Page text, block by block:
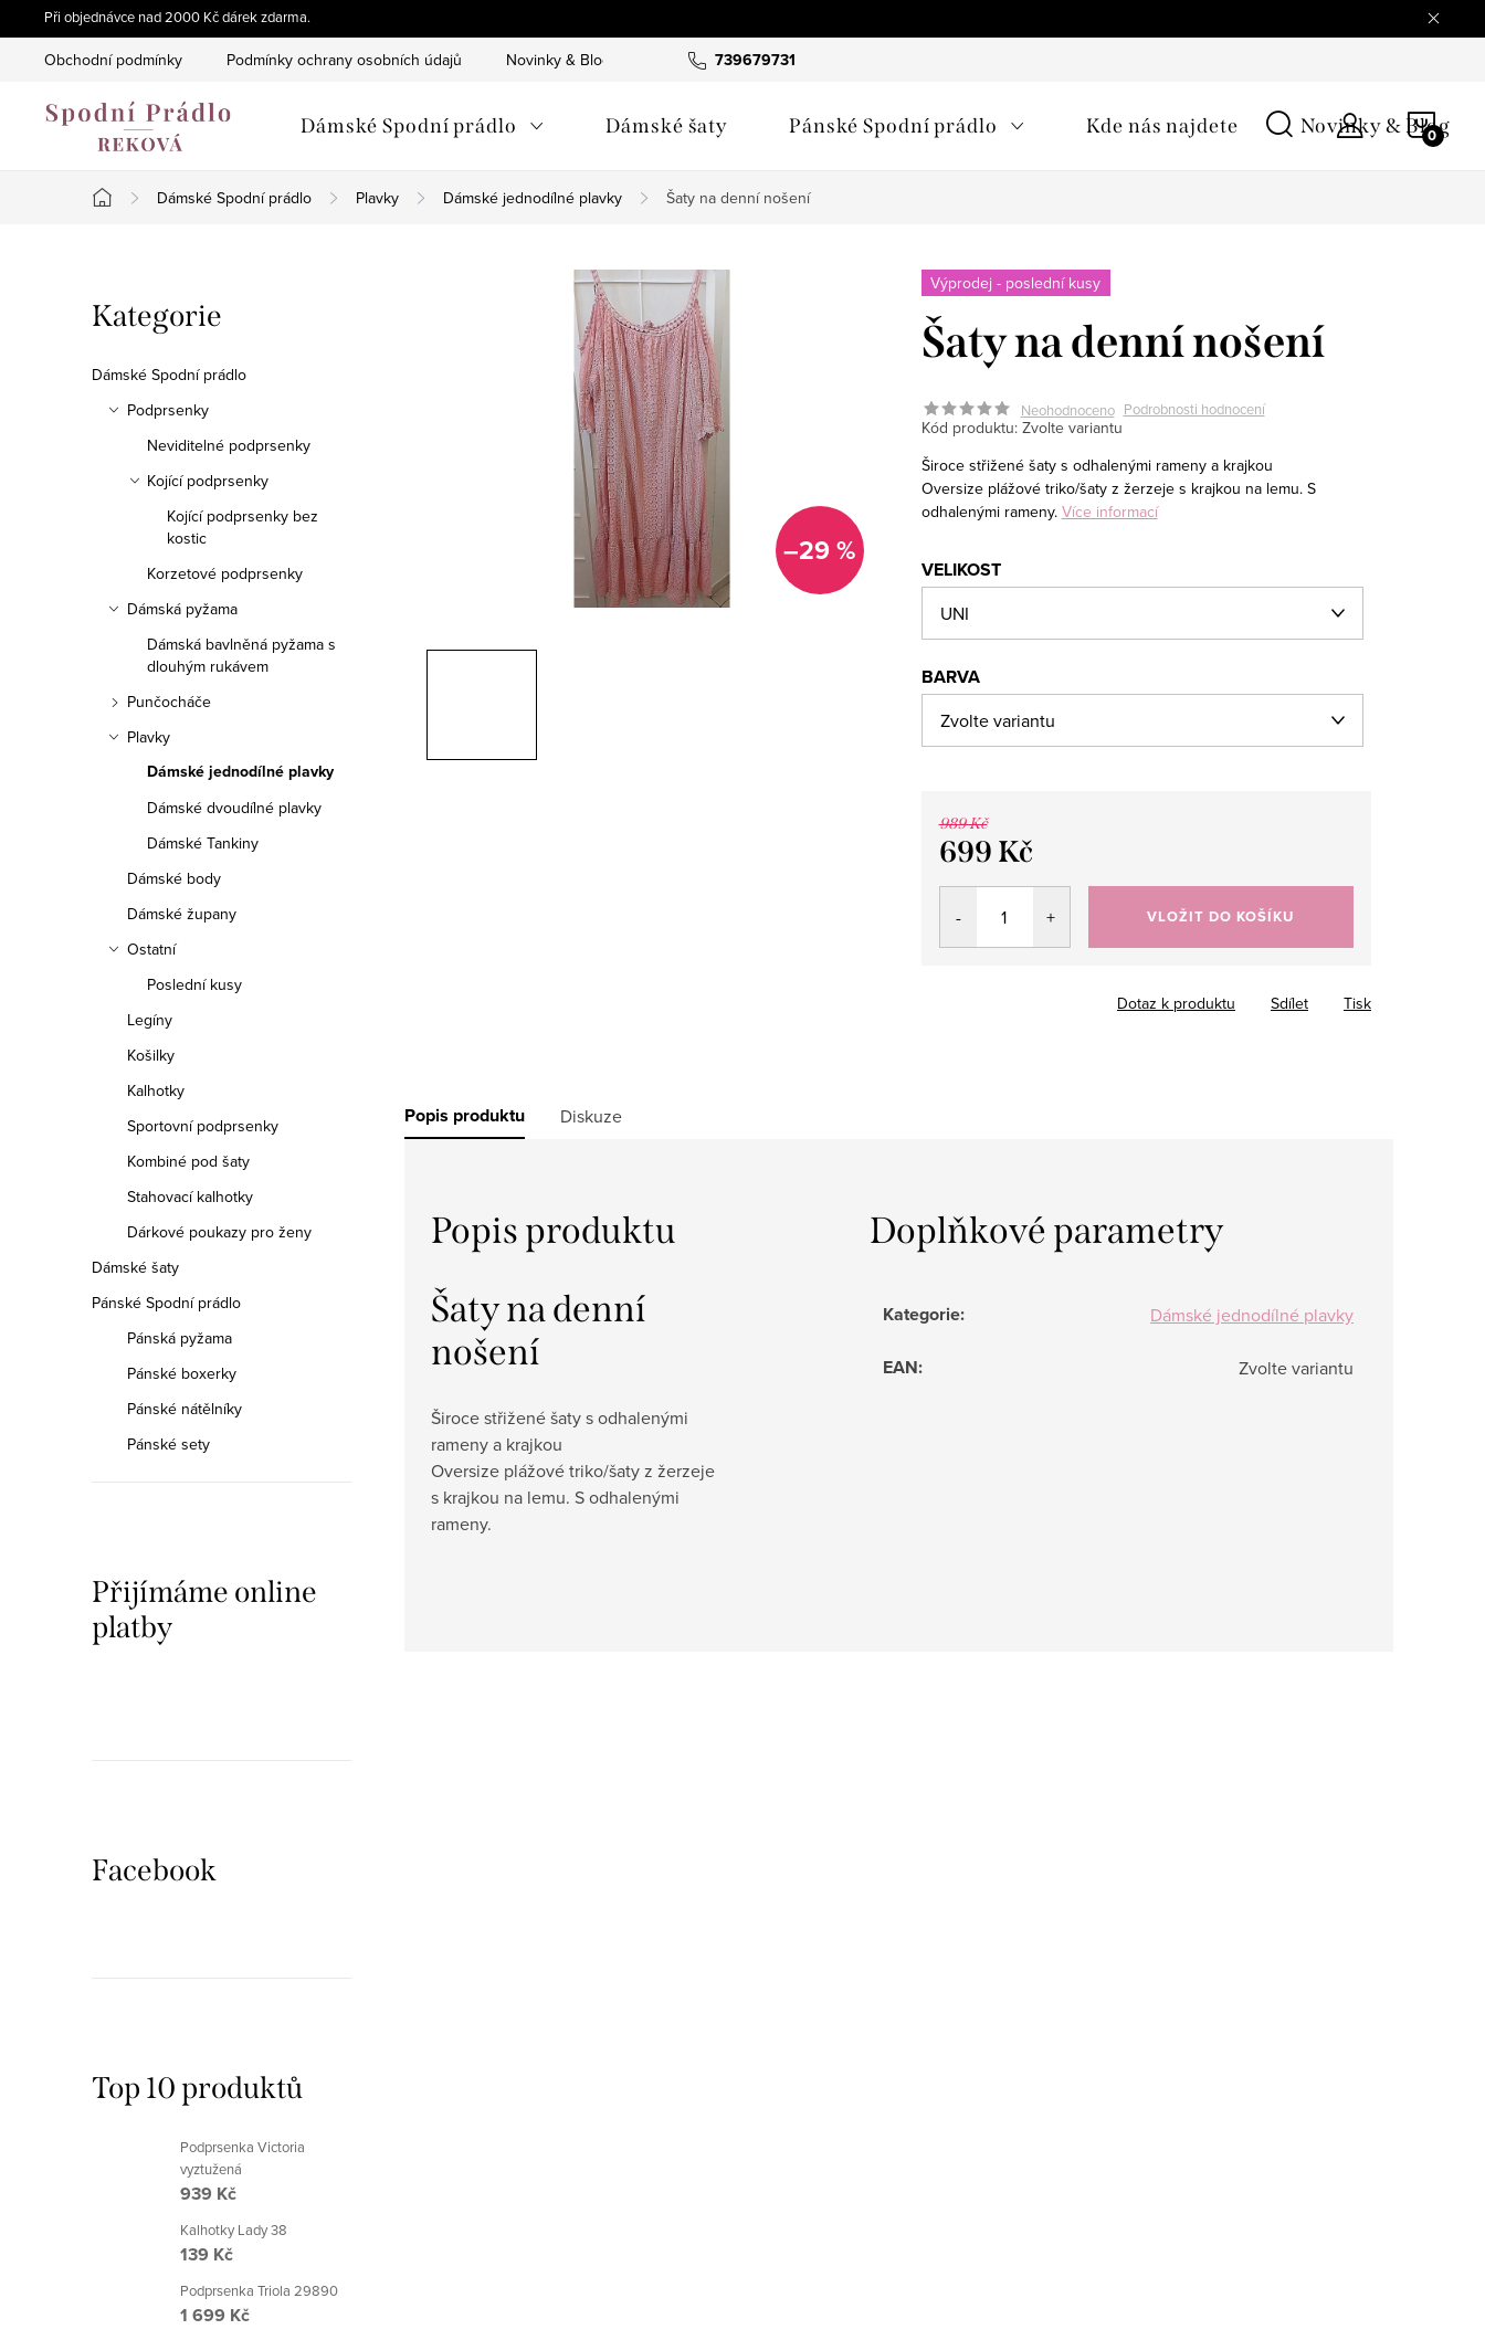
na
obsah
Při objednávce nad 2000 Kč dárek zdarma.
739679731
Obchodní podmínky Podmínky ochrany osobních údajů Novinky & Blog
Dámské Spodní prádlo Dámské šaty Pánské Spodní prádlo Kde nás najdete Novinky & Blog
Domů
Dámské Spodní prádlo Plavky Dámské jednodílné plavky Šaty na denní nošení
o
s
Přeskočit
kategorie
Kategorie
Dámské Spodní prádlo
Podprsenky
Neviditelné podprsenky
Kojící podprsenky
Kojící podprsenky bez
kostic
Korzetové podprsenky
Dámská pyžama
Dámská bavlněná pyžama s
dlouhým rukávem
Punčocháče
Plavky
Dámské jednodílné plavky
Dámské dvoudílné plavky
Dámské Tankiny
Dámské body
Dámské župany
Ostatní
Poslední kusy
Legíny
Košilky
Kalhotky
Sportovní podprsenky
Kombiné pod šaty
Stahovací kalhotky
Dárkové poukazy pro ženy
Dámské šaty
Pánské Spodní prádlo
Pánská pyžama
Pánské boxerky
Pánské nátělníky
Pánské sety
Přijímáme online
platby
Facebook
Top 10 produktů
Podprsenka Victoria
vyztužená
939 Kč
Kalhotky Lady 38
139 Kč
Podprsenka Triola 29890
1 699 Kč
–29 %
Výprodej - poslední kusy
Šaty na denní nošení
Neohodnoceno Podrobnosti hodnocení
Kód produktu: Zvolte variantu
Široce střižené šaty s odhalenými rameny a krajkou
Oversize plážové triko/šaty z žerzeje s krajkou na lemu. S
odhalenými rameny. Více informací
VELIKOST
BARVA
989 Kč
699 Kč
Měrná
VLOŽIT DO KOŠÍKU
Tisk
Dotaz k produktu Sdílet
Popis produktu Diskuze
Popis produktu
Šaty na denní
nošení
Široce střižené šaty s odhalenými
rameny a krajkou
Oversize plážové triko/šaty z žerzeje
s krajkou na lemu. S odhalenými
rameny.
Doplňkové parametry
Kategorie: Dámské jednodílné plavky
EAN: Zvolte variantu